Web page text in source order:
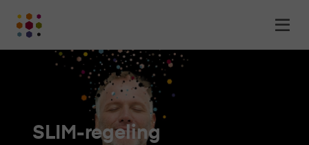
-
het
leerplatform
organisaties
SLIM-regeling